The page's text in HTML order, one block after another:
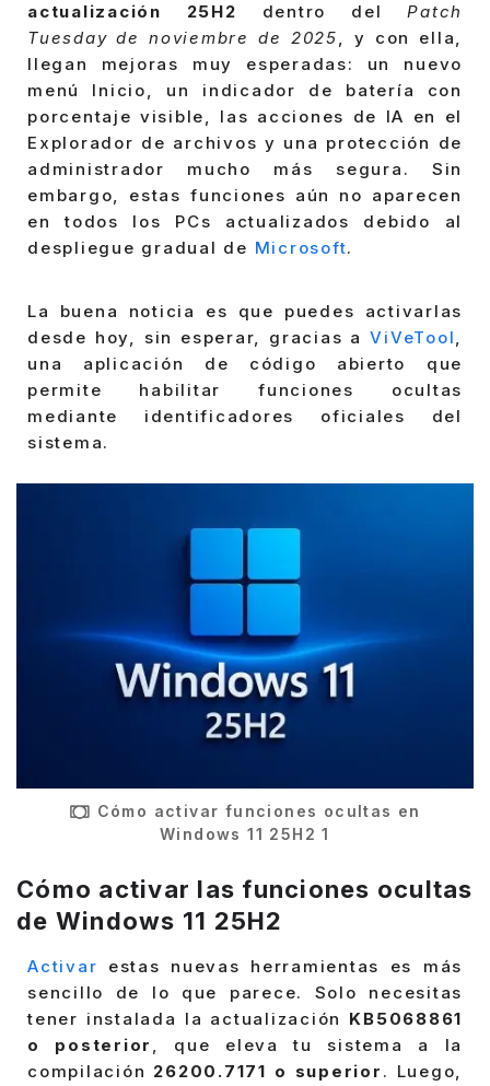
actualización 25H2 dentro delPatch
Tuesday de noviembre de 2025, y con ella,
llegan mejoras muy esperadas: un nuevo
menú Inicio, un indicador de batería con
porcentaje visible, las acciones de IA en el
Explorador de archivos y una protección de
administrador mucho más segura. Sin
embargo, estas funciones aún no aparecen
en todos los PCs actualizados debido al
despliegue gradual de Microsoft.
La buena noticia es que puedes activarlas
desde hoy, sin esperar, gracias aViVeTool,
una aplicación de código abierto que
permite habilitar funciones ocultas
mediante identificadores oficiales del
sistema.
Cómo activar funciones ocultas en
Windows 11 25H2 1
Cómo activar las funciones ocultas
de Windows 11 25H2
Activar estas nuevas herramientas es más
sencillo de lo que parece. Solo necesitas
tener instalada la actualización KB5068861
o posterior , que eleva tu sistema a la
compilación 26200.7171 o superior . Luego,